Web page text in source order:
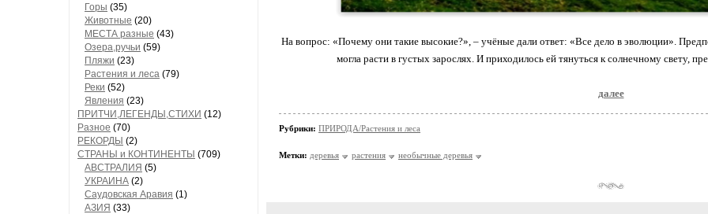
Горы (35)
Животные (20)
МЕСТА разные (43)
Озера,ручьи (59)
Пляжи (23)
Растения и леса (79)
Реки (52)
Явления (23)
ПРИТЧИ,ЛЕГЕНДЫ,СТИХИ (12)
Разное (70)
РЕКОРДЫ (2)
СТРАНЫ и КОНТИНЕНТЫ (709)
АВСТРАЛИЯ (5)
УКРАИНА (2)
Саудовская Аравия (1)
АЗИЯ (33)
На вопрос: «Почему они такие высокие?», – учёные дали ответ: «Все дело в эволюции».
могла расти в густых зарослях. И приходилось ей тянуться к солнечному свету,
далее
Рубрики: ПРИРОДА/Растения и леса
Метки: деревья растения необычные деревья